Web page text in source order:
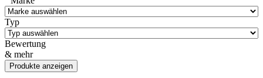
Typ
Bewertung
& mehr